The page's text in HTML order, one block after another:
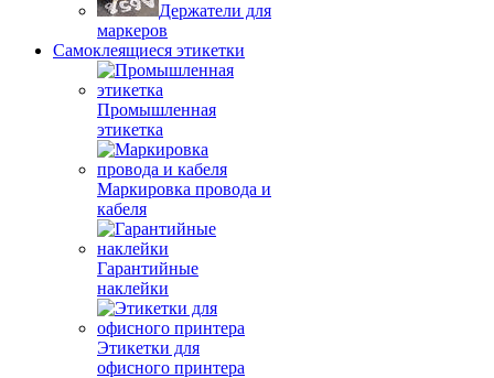
Держатели для
маркеров
Самоклеящиеся этикетки
Промышленная
этикетка
Маркировка провода и
кабеля
Гарантийные
наклейки
Этикетки для
офисного принтера